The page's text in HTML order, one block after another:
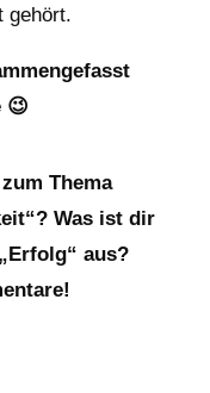
gehört.
😉
Thema
Was ist dir
aus?